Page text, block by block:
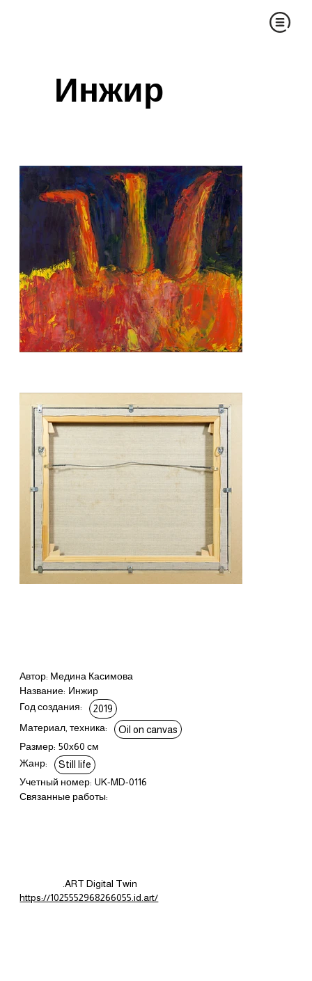
Инжир
Автор: Медина Касимова
Название: Инжир
Год создания:
2019
Материал, техника:
Oil on canvas
Размер: 50x60 см
Жанр:
Still life
Учетный номер: UK-MD-0116
Связанные работы:
.ART Digital Twin
https://1025552968266055.id.art/